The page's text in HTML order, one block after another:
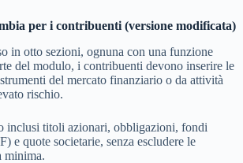
per i contribuenti (versione modificata)
in otto sezioni, ognuna con una funzione
del modulo, i contribuenti devono inserire le
del mercato finanziario o da attività
rischio.
inclusi titoli azionari, obbligazioni, fondi
e quote societarie, senza escludere le
minima.